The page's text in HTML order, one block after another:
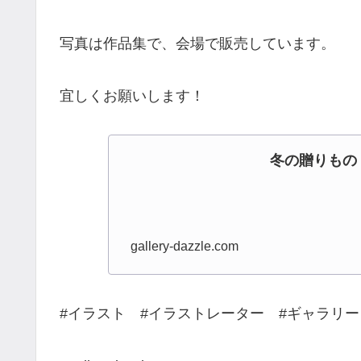
写真は作品集で、会場で販売しています。
宜しくお願いします！
冬の贈りもの
gallery-dazzle.com
#イラスト #イラストレーター #ギャラリー